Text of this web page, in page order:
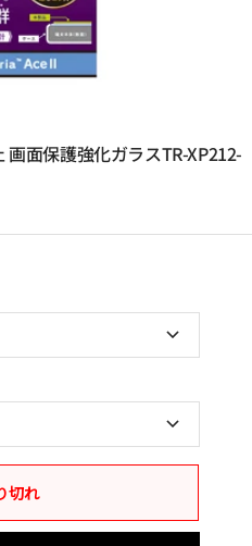
面保護強化ガラスTR-XP212-
切れ